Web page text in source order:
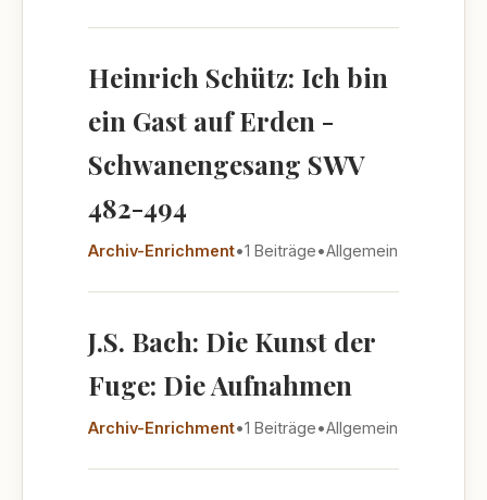
Heinrich Schütz: Ich bin
ein Gast auf Erden -
Schwanengesang SWV
482-494
Archiv-Enrichment•1 Beiträge•Allgemein
J.S. Bach: Die Kunst der
Fuge: Die Aufnahmen
Archiv-Enrichment•1 Beiträge•Allgemein